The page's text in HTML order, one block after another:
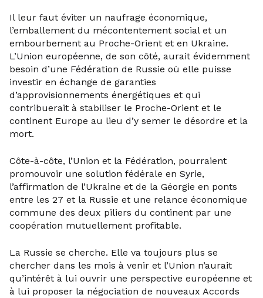
Il leur faut éviter un naufrage économique,
l’emballement du mécontentement social et un
embourbement au Proche-Orient et en Ukraine.
L’Union européenne, de son côté, aurait évidemment
besoin d’une Fédération de Russie où elle puisse
investir en échange de garanties
d’approvisionnements énergétiques et qui
contribuerait à stabiliser le Proche-Orient et le
continent Europe au lieu d’y semer le désordre et la
mort.
Côte-à-côte, l’Union et la Fédération, pourraient
promouvoir une solution fédérale en Syrie,
l’affirmation de l’Ukraine et de la Géorgie en ponts
entre les 27 et la Russie et une relance économique
commune des deux piliers du continent par une
coopération mutuellement profitable.
La Russie se cherche. Elle va toujours plus se
chercher dans les mois à venir et l’Union n’aurait
qu’intérêt à lui ouvrir une perspective européenne et
à lui proposer la négociation de nouveaux Accords